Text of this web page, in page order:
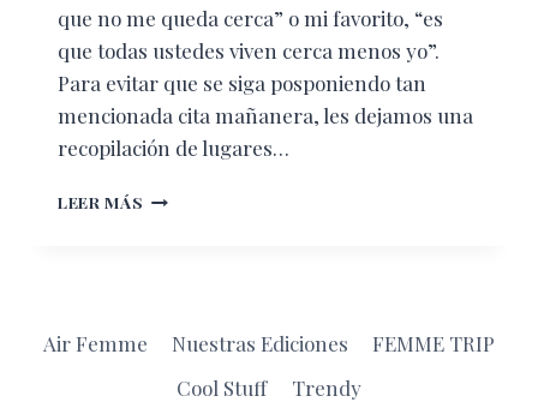
que no me queda cerca” o mi favorito, “es
que todas ustedes viven cerca menos yo”.
Para evitar que se siga posponiendo tan
mencionada cita mañanera, les dejamos una
recopilación de lugares…
LEER MÁS LUGARES
CDMX
Air Femme Nuestras Ediciones
FEMME TRIP
Cool Stuff
Trendy